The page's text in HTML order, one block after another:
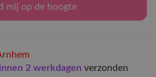
mij op de hoogte
2 werkdagen verzonden